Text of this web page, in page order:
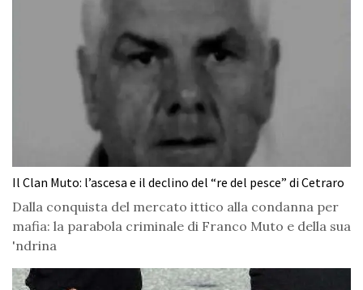
Il Clan Muto: l’ascesa e il declino del “re del pesce” di Cetraro
Dalla conquista del mercato ittico alla condanna per
mafia: la parabola criminale di Franco Muto e della sua
'ndrina